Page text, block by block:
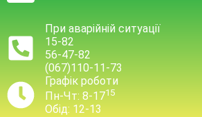
При аварійній ситуації
15-82
56-47-82
(067)110-11-73
Графік роботи
Пн-Чт: 8-1715
Обід: 12-13